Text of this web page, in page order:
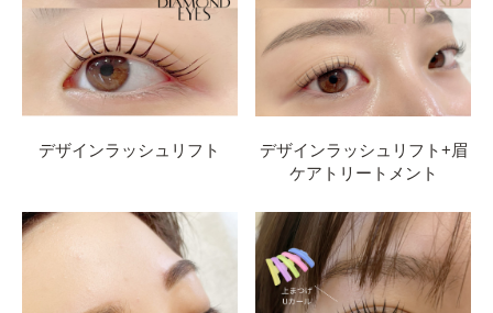
デザインラッシュリフト
デザインラッシュリフト+眉
ケアトリートメント